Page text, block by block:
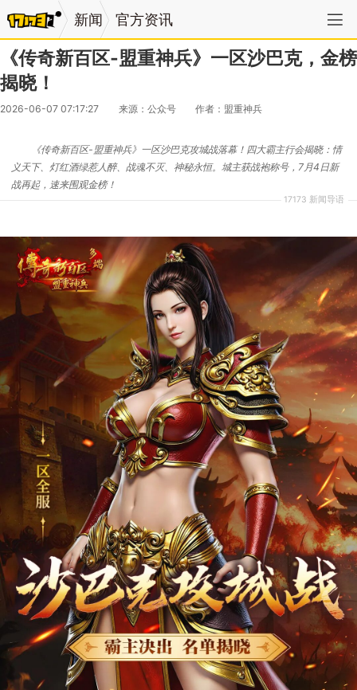
新闻 官方资讯
《传奇新百区-盟重神兵》一区沙巴克，金榜
揭晓！
2026-06-07 07:17:27 来源：公众号 作者：盟重神兵
17173 新闻导语
《传奇新百区-盟重神兵》一区沙巴克攻城战落幕！四大霸主行会揭晓：情
义天下、灯红酒绿惹人醉、战魂不灭、神秘永恒。城主获战袍称号，7月4日新
战再起，速来围观金榜！